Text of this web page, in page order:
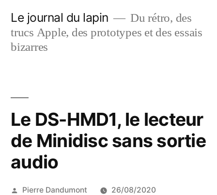
contenu
Le journal du lapin
Du rétro, des
trucs Apple, des prototypes et des essais
bizarres
Le DS-HMD1, le lecteur
de Minidisc sans sortie
audio
Publié
Pierre Dandumont
26/08/2020